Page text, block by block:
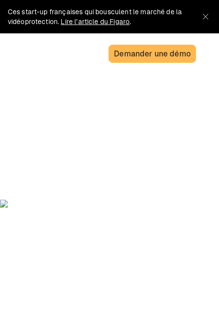
Ces start-up françaises qui bousculent le marché de la
vidéoprotection. Lire l'article du Figaro.
Demander une démo